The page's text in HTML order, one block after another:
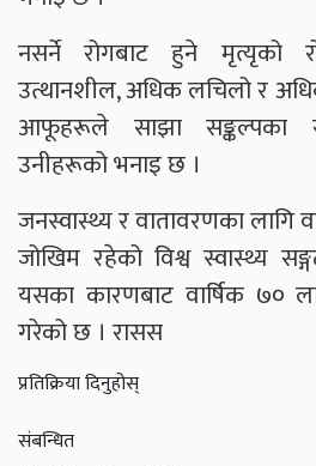
नसर्ने रोगबाट हुने मृत्यृको
उत्थानशील, अधिक लचिलो र
आफूहरूले साझा सङ्कल्पका
उनीहरूको भनाइ छ ।
जनस्वास्थ्य र वातावरणका लागि
जोखिम रहेको विश्व स्वास्थ्य
यसका कारणबाट वार्षिक ७०
गरेको छ । रासस
प्रतिक्रिया दिनुहोस्
संबन्धित